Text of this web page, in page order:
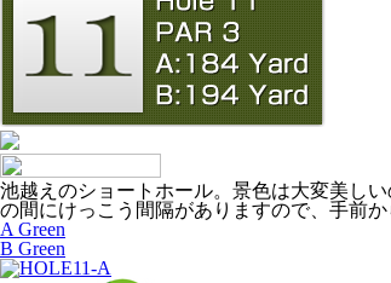
池越えのショートホール。景色は大変美し
の間にけっこう間隔がありますので、手前か
A Green
B Green